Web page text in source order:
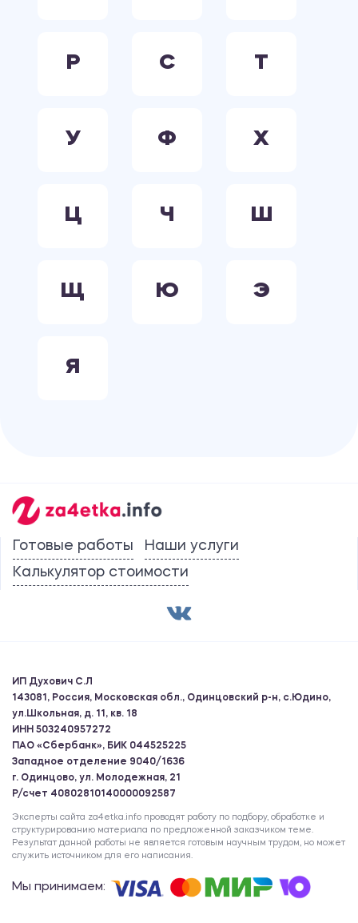
Р С Т
У Ф Х
Ц Ч Ш
Щ Ю Э
Я
Готовые работы
Наши услуги
Калькулятор стоимости
ИП Духович С.Л
143081, Россия, Московская обл., Одинцовский р-н, с.Юдино,
ул.Школьная, д. 11, кв. 18
ИНН 503240957272
ПАО «Сбербанк», БИК 044525225
Западное отделение 9040/1636
г. Одинцово, ул. Молодежная, 21
Р/счет 40802810140000092587
Эксперты сайта za4etka.info проводят работу по подбору, обработке и
структурированию материала по предложенной заказчиком теме.
Результат данной работы не является готовым научным трудом, но может
служить источником для его написания.
Мы принимаем: